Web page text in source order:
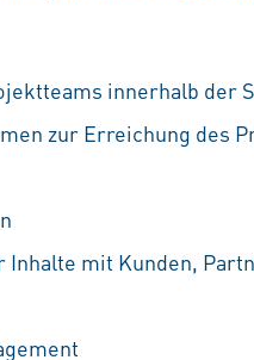
innerhalb der
zur Erreichung des
mit Kunden,